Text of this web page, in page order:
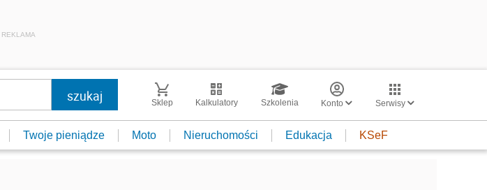
REKLAMA
Sklep Kalkulatory Szkolenia Konto Serwisy
Twoje pieniądze Moto Nieruchomości Edukacja KSeF